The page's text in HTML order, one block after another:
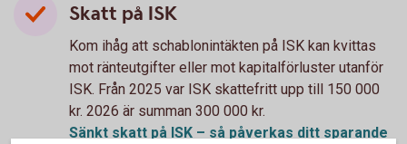
Skatt på ISK
Kom ihåg att schablonintäkten på ISK kan kvittas
mot ränteutgifter eller mot kapitalförluster utanför
ISK. Från 2025 var ISK skattefritt upp till 150 000
kr. 2026 är summan 300 000 kr.
Sänkt skatt på ISK – så påverkas ditt sparande